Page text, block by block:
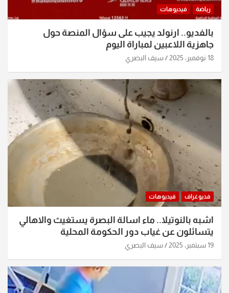
رياضة فيديوهات
بالفديو.. ارنولد يجيب على سؤال المنصة حول
جاهزية اللاعبين لمباراة اليوم
18 نوفمبر، 2025 سيف البصري
فديوغراف فيديوهات
اشبه بالنوتيلا.. ماء اسالة البصرة يستغيث والاهالي
يتسائلون عن غياب دور الحكومة المحلية
19 سبتمبر، 2025 سيف البصري